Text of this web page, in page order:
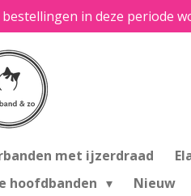
in deze periode
met ijzerdraad
hoofdbanden Nieuw